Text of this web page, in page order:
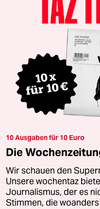
10 Ausgaben für 10 Euro
Die
Wir schauen den
Unsere wochentaz
Journalismus, der es
Stimmen, die